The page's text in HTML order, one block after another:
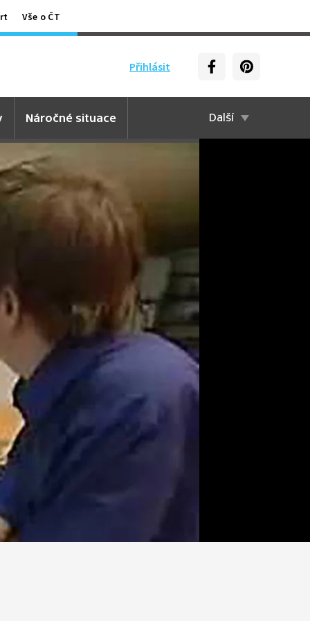
Vše o ČT
Přihlásit
Náročné situace Další